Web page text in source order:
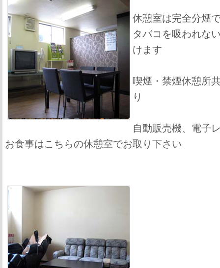
休憩室は完全分煙
タバコを吸われな
けます
喫煙・禁煙休憩所
り
自動販売機、電子
お食事はこちらの休憩室でお取り下さい